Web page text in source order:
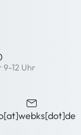
9-12 Uhr